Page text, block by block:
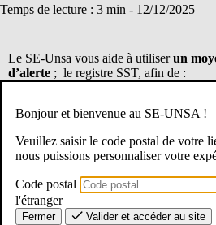
Temps de lecture : 3 min - 12/12/2025
Le SE-Unsa vous aide à utiliserun
d’alerte ; le registre SST, afin de :
–Ne pas attendre que l’incident,
l’agression ou le burn-out surviennent
–Obliger l’institution à écouter et à
Qu’est-ce que le RSST ?
Bonjour et bienvenue au SE-UNSA !
Veuillez saisir le code postal de votre
nous puissions personnaliser votre
Code postal
l'étranger
Fermer Valider et accéder au site